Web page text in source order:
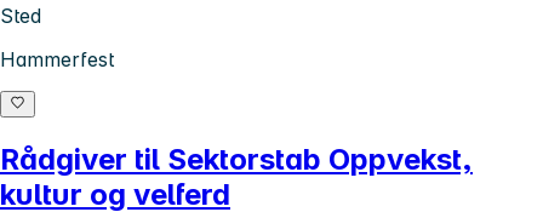
Sted
Hammerfest
Rådgiver til Sektorstab Oppvekst,
kultur og velferd